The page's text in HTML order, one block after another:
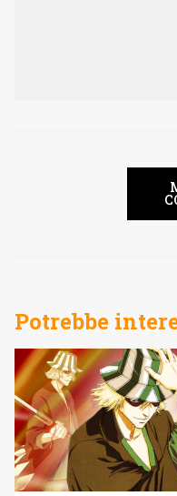
Potrebbe